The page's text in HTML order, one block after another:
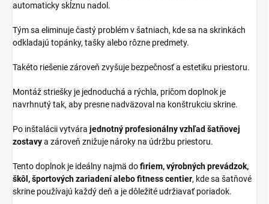
automaticky skĺznu nadol.
Tým sa eliminuje častý problém v šatniach, kde sa na skrinkách
odkladajú topánky, tašky alebo rôzne predmety.
Takéto riešenie zároveň zvyšuje bezpečnosť a estetiku priestoru.
Montáž striešky je jednoduchá a rýchla, pričom doplnok je
navrhnutý tak, aby presne nadväzoval na konštrukciu skrine.
Po inštalácii vytvára jednotný profesionálny vzhľad šatňovej
zostavya zároveň znižuje nároky na údržbu priestoru.
Tento doplnok je ideálny najmä dofiriem, výrobných prevádzok,
škôl, športových zariadení alebo fitness centier, kde sa šatňové
skrine používajú každý deň a je dôležité udržiavať poriadok.